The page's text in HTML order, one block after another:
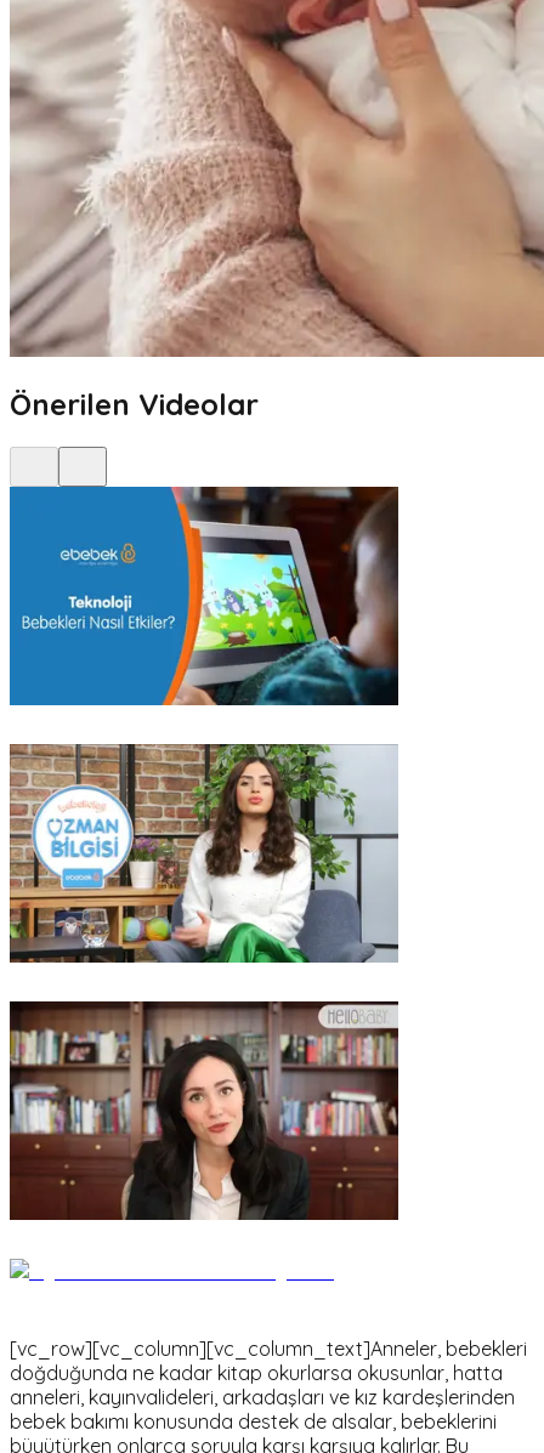
Önerilen Videolar
[vc_row][vc_column][vc_column_text]Anneler, bebekleri
doğduğunda ne kadar kitap okurlarsa okusunlar, hatta
anneleri, kayınvalideleri, arkadaşları ve kız kardeşlerinden
bebek bakımı konusunda destek de alsalar, bebeklerini
büyütürken onlarca soruyla karşı karşıya kalırlar. Bu